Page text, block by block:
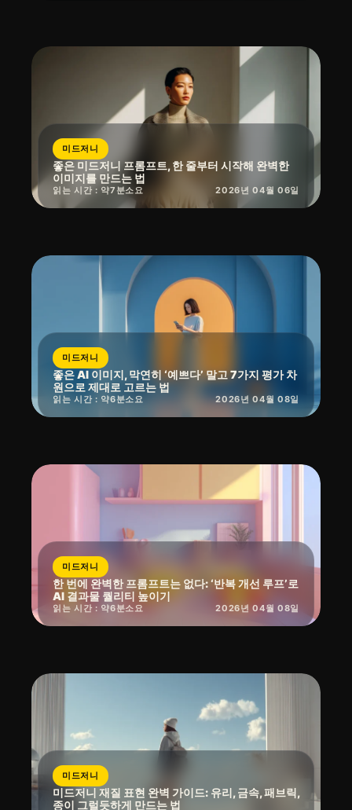
미드저니
좋은 미드저니 프롬프트, 한 줄부터 시작해 완벽한
이미지를 만드는 법
읽는 시간 : 약7 분소요 2026년 04월 06일
미드저니
좋은 AI 이미지, 막연히 ‘예쁘다’ 말고 7가지 평가 차
원으로 제대로 고르는 법
읽는 시간 : 약6분소요 2026년 04월 08일
미드저니
한 번에 완벽한 프롬프트는 없다: ‘반복 개선 루프’로
AI 결과물 퀄리티 높이기
읽는 시간 : 약6분소요 2026년 04월 08일
미드저니
미드저니 재질 표현 완벽 가이드: 유리, 금속, 패브릭,
종이 그럴듯하게 만드는 법